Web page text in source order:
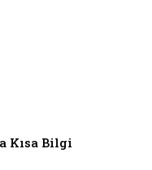
Kısa Bilgi